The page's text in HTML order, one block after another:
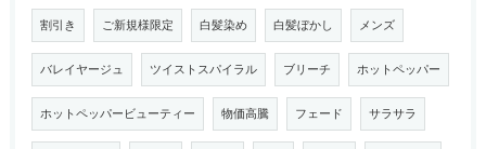
割引き ご新規様限定 白髪染め 白髪ぼかし メンズ
バレイヤージュ ツイストスパイラル ブリーチ ホットペッパー
ホットペッパービューティー 物価高騰 フェード サラサラ